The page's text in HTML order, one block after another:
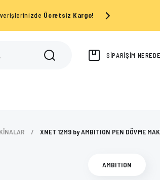
Ücretsiz Kargo!
SİPARİŞİM
XNET 12M9 by AMBITION PEN DÖVME
AMBITION